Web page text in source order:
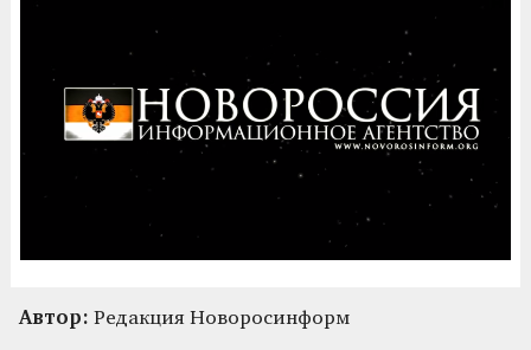
Автор: Редакция Новоросинформ